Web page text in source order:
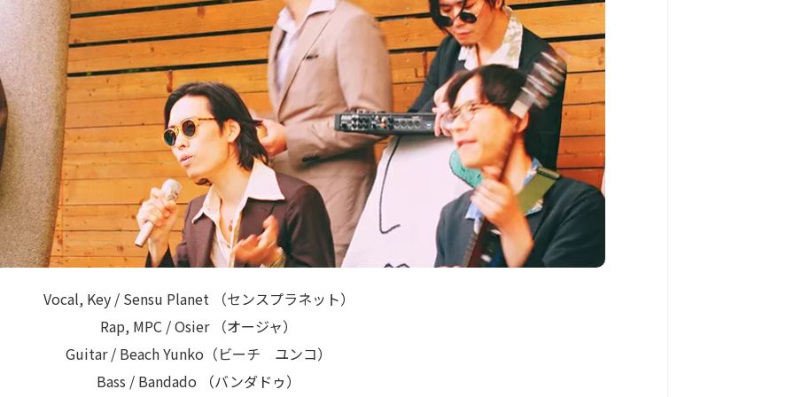
Vocal, Key / Sensu Planet （センスプラネット）
Rap, MPC / Osier （オージャ）
Guitar / Beach Yunko（ビーチ ユンコ）
Bass / Bandado （バンダドゥ）